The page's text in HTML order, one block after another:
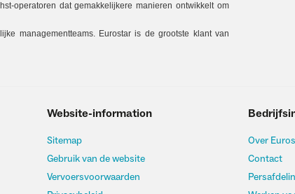
operatoren dat gemakkelijkere manieren ontwikkelt om
managementteams. Eurostar is de grootste klant van
Website-information
Sitemap
Gebruik van de website
Vervoersvoorwaarden
Over
Contact